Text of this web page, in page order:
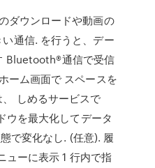
ダウンロードや動画の
通信. を行うと、デー
Bluetooth®通信で受信
ーム画面で スペースを
しめるサービスで
ウを最大化してデータ
で変化なし. (任意). 履
ーに表示 1 行内で指